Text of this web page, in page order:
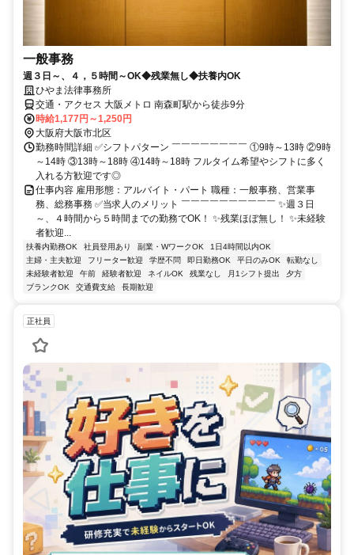
一般事務
週３日～、４，５時間～OK◆残業無し◆扶養内OK
ひやま法律事務所
交通・アクセス 大阪メトロ 南森町駅から徒歩9分
時給1,177円～1,250円
大阪府大阪市北区
勤務時間詳細 ✅シフトパターン ￣￣￣￣￣￣￣￣ ①9時～13時 ②9時
～14時 ③13時～18時 ④14時～18時 フルタイム希望やシフトに多く
入れる方歓迎です◎
仕事内容 雇用形態：アルバイト・パート 職種：一般事務、営業事
務、総務事務 ✅当求人のメリット ￣￣￣￣￣￣￣￣￣￣ ✨週３日
～、４時間から５時間までの勤務でOK！ ✨残業ほぼ無し！ ✨未経験
者歓迎...
扶養内勤務OK 社員登用あり 副業・WワークOK
1日4時間以内OK
主婦・主夫歓迎
フリーター歓迎 学歴不問 即日勤務OK 平日のみOK
転勤なし
未経験者歓迎
午前 経験者歓迎 ネイルOK 残業なし 月1シフト提出
夕方
ブランクOK
交通費支給 長期歓迎
正社員